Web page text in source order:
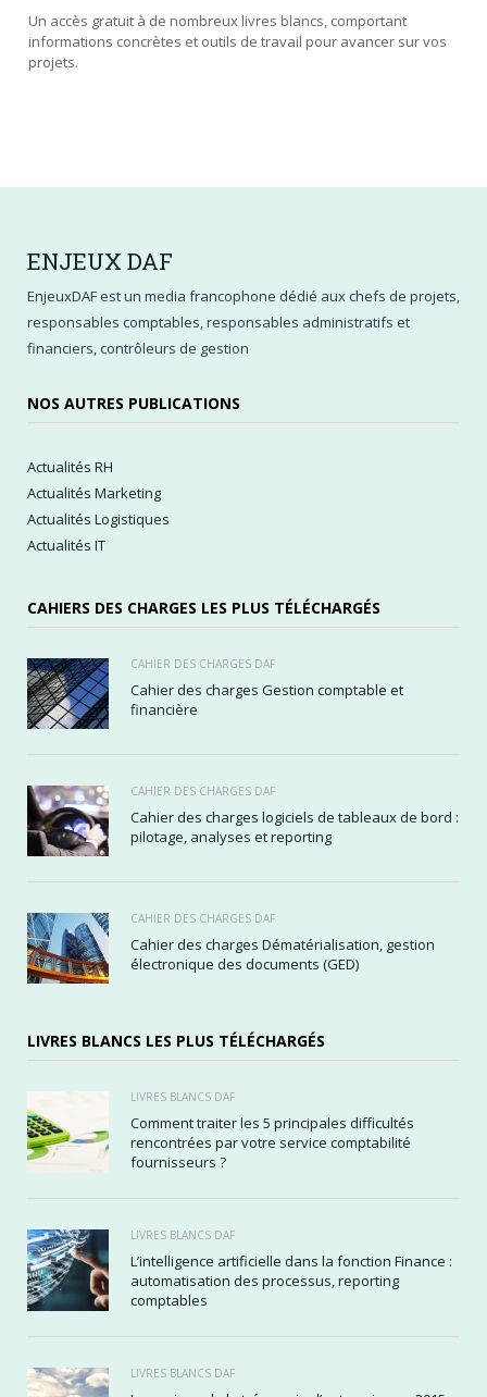
Un accès gratuit à de nombreux livres blancs, comportant
informations concrètes et outils de travail pour avancer sur vos
projets.
ENJEUX DAF
EnjeuxDAF est un media francophone dédié aux chefs de projets,
responsables comptables, responsables administratifs et
financiers, contrôleurs de gestion
NOS AUTRES PUBLICATIONS
Actualités RH
Actualités Marketing
Actualités Logistiques
Actualités IT
CAHIERS DES CHARGES LES PLUS TÉLÉCHARGÉS
CAHIER DES CHARGES DAF
Cahier des charges Gestion comptable et
financière
CAHIER DES CHARGES DAF
Cahier des charges logiciels de tableaux de bord :
pilotage, analyses et reporting
CAHIER DES CHARGES DAF
Cahier des charges Dématérialisation, gestion
électronique des documents (GED)
LIVRES BLANCS LES PLUS TÉLÉCHARGÉS
LIVRES BLANCS DAF
Comment traiter les 5 principales difficultés
rencontrées par votre service comptabilité
fournisseurs ?
LIVRES BLANCS DAF
L’intelligence artificielle dans la fonction Finance :
automatisation des processus, reporting
comptables
LIVRES BLANCS DAF